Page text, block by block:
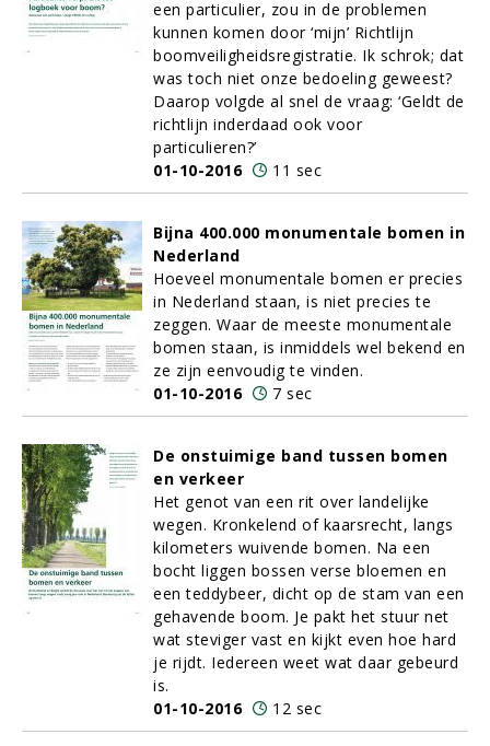
een particulier, zou in de problemen
kunnen komen door ‘mijn’ Richtlijn
boomveiligheidsregistratie. Ik schrok; dat
was toch niet onze bedoeling geweest?
Daarop volgde al snel de vraag: ‘Geldt de
richtlijn inderdaad ook voor
particulieren?’
01-10-2016
11 sec
Bijna 400.000 monumentale bomen in
Nederland
Hoeveel monumentale bomen er precies
in Nederland staan, is niet precies te
zeggen. Waar de meeste monumentale
bomen staan, is inmiddels wel bekend en
ze zijn eenvoudig te vinden.
01-10-2016
7 sec
De onstuimige band tussen bomen
en verkeer
Het genot van een rit over landelijke
wegen. Kronkelend of kaarsrecht, langs
kilometers wuivende bomen. Na een
bocht liggen bossen verse bloemen en
een teddybeer, dicht op de stam van een
gehavende boom. Je pakt het stuur net
wat steviger vast en kijkt even hoe hard
je rijdt. Iedereen weet wat daar gebeurd
is.
01-10-2016
12 sec